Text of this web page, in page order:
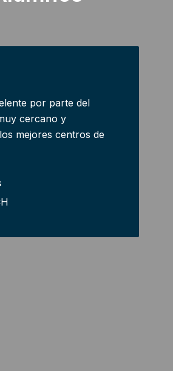
por parte del
cercano y
mejores centros de